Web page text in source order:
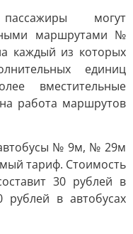
могут
маршрутами №
из которых
единиц
вместительные
работа маршрутов
№ 9м, № 29м
тариф. Стоимость
30 рублей в
рублей в автобусах